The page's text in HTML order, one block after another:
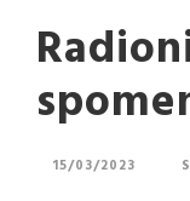
15/03/2023